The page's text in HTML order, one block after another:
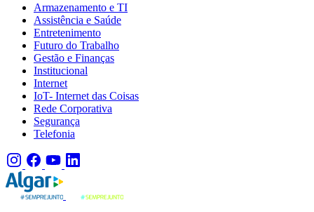
Armazenamento e TI
Assistência e Saúde
Entretenimento
Futuro do Trabalho
Gestão e Finanças
Institucional
Internet
IoT- Internet das Coisas
Rede Corporativa
Segurança
Telefonia